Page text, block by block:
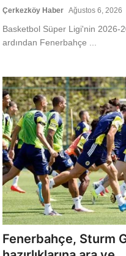
Çerkezköy Haber Ağustos 6, 2026
Basketbol Süper Ligi'nin 2026-
ardından Fenerbahçe ...
Fenerbahçe, Sturm